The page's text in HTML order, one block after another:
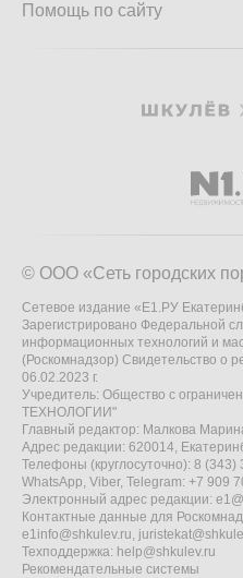
Помощь по сайту
© ООО «Сеть городских
Сетевое издание «Е1.РУ
Зарегистрировано Федеральной
информационных технологий и
(Роскомнадзор) Свидетельство о
06.02.2023 г.
Учредитель: Общество с
ТЕХНОЛОГИИ"
Главный редактор: Малкова
Адрес редакции: 620014,
Телефоны (круглосуточно): 8 (343)
WhatsApp, Viber, Telegram: +7 909
Электронный адрес редакции:
Контактные данные для
e1info@shkulev.ru,
Техподдержка: help@shkulev.ru
Рекомендательные системы